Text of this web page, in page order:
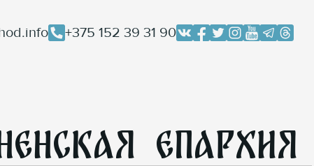
+375 152 39 31 90
Епархия